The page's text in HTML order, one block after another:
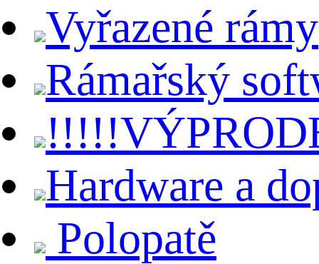
Vyřazené rámy
Rámařský
Hardware a
Polopatě